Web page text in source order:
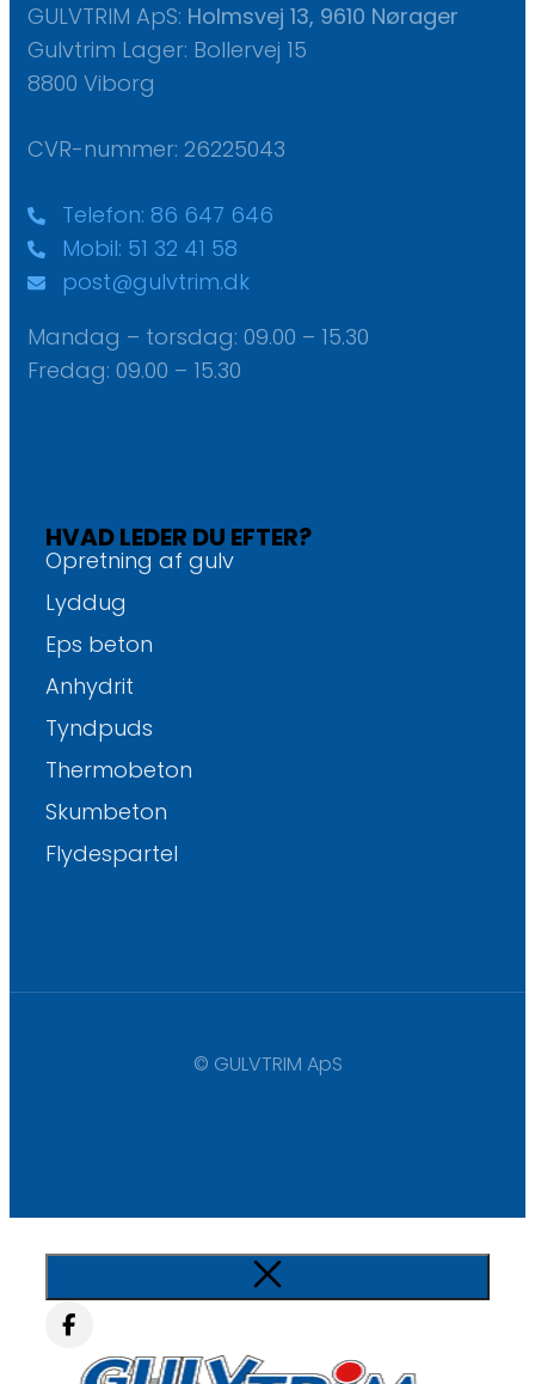
GULVTRIM ApS: Holmsvej 13, 9610 Nørager
Gulvtrim Lager: Bollervej 15
8800 Viborg
CVR-nummer: 26225043
Telefon: 86 647 646
Mobil: 51 32 41 58
post@gulvtrim.dk
Mandag – torsdag: ​09.00 – 15.30
Fredag: ​09.00 – 15.30
HVAD LEDER DU EFTER?
Opretning af gulv
Lyddug
Eps beton
Anhydrit
Tyndpuds
Thermobeton
Skumbeton
Flydespartel
© GULVTRIM ApS